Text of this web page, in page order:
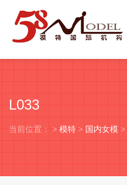
L033
当前位置： > 模特 > 国内女模 >